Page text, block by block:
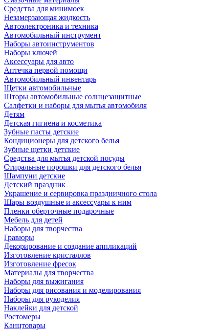
Средства для минимоек
Незамерзающая жидкость
Автоэлектроника и техника
Автомобильный инструмент
Наборы автоинструментов
Наборы ключей
Аксессуары для авто
Аптечка первой помощи
Автомобильный инвентарь
Щетки автомобильные
Шторы автомобильные солнцезащитные
Салфетки и наборы для мытья автомобиля
Детям
Детская гигиена и косметика
Зубные пасты детские
Кондиционеры для детского белья
Зубные щетки детские
Средства для мытья детской посуды
Стиральные порошки для детского белья
Шампуни детские
Детский праздник
Украшение и сервировка праздничного стола
Шары воздушные и аксессуары к ним
Пленки оберточные подарочные
Мебель для детей
Наборы для творчества
Гравюры
Декорирование и создание аппликаций
Изготовление кристаллов
Изготовление фресок
Материалы для творчества
Наборы для выжигания
Наборы для рисования и моделирования
Наборы для рукоделия
Наклейки для детской
Ростомеры
Канцтовары